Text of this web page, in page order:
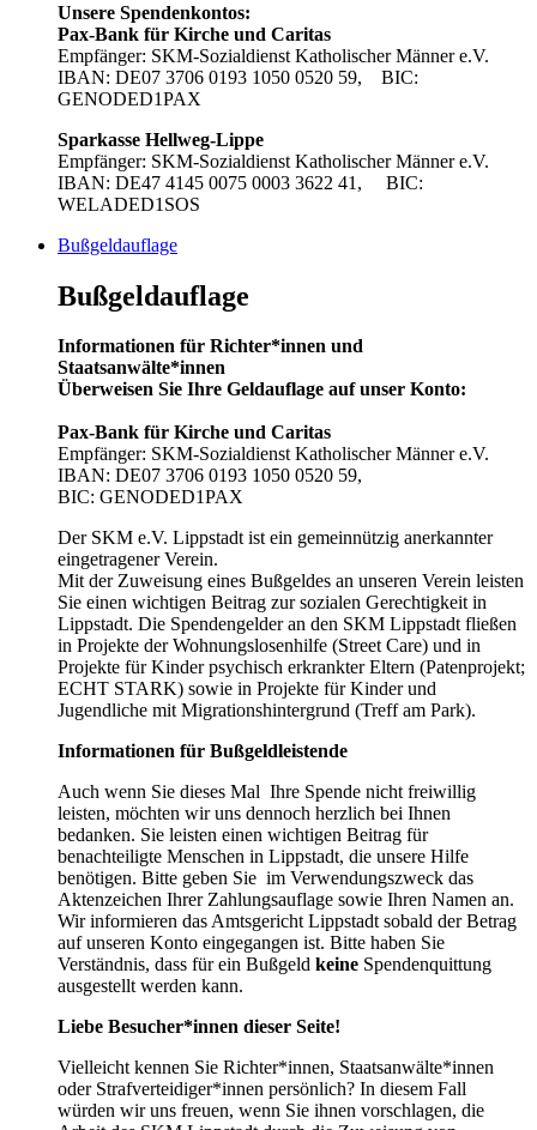
Unsere Spendenkontos:
Pax-Bank für Kirche und Caritas
Empfänger: SKM-Sozialdienst Katholischer Männer e.V.
IBAN: DE07 3706 0193 1050 0520 59, BIC:
GENODED1PAX
Sparkasse Hellweg-Lippe
Empfänger: SKM-Sozialdienst Katholischer Männer e.V.
IBAN: DE47 4145 0075 0003 3622 41, BIC:
WELADED1SOS
Bußgeldauflage
Bußgeldauflage
Informationen für Richter*innen und
Staatsanwälte*innen
Überweisen Sie Ihre Geldauflage auf unser Konto:
Pax-Bank für Kirche und Caritas
Empfänger: SKM-Sozialdienst Katholischer Männer e.V.
IBAN: DE07 3706 0193 1050 0520 59,
BIC: GENODED1PAX
Der SKM e.V. Lippstadt ist ein gemeinnützig anerkannter
eingetragener Verein.
Mit der Zuweisung eines Bußgeldes an unseren Verein leisten
Sie einen wichtigen Beitrag zur sozialen Gerechtigkeit in
Lippstadt. Die Spendengelder an den SKM Lippstadt fließen
in Projekte der Wohnungslosenhilfe (Street Care) und in
Projekte für Kinder psychisch erkrankter Eltern (Patenprojekt;
ECHT STARK) sowie in Projekte für Kinder und
Jugendliche mit Migrationshintergrund (Treff am Park).
Informationen für Bußgeldleistende
Auch wenn Sie dieses Mal Ihre Spende nicht freiwillig
leisten, möchten wir uns dennoch herzlich bei Ihnen
bedanken. Sie leisten einen wichtigen Beitrag für
benachteiligte Menschen in Lippstadt, die unsere Hilfe
benötigen. Bitte geben Sie im Verwendungszweck das
Aktenzeichen Ihrer Zahlungsauflage sowie Ihren Namen an.
Wir informieren das Amtsgericht Lippstadt sobald der Betrag
auf unseren Konto eingegangen ist. Bitte haben Sie
Verständnis, dass für ein Bußgeld keine Spendenquittung
ausgestellt werden kann.
Liebe Besucher*innen dieser Seite!
Vielleicht kennen Sie Richter*innen, Staatsanwälte*innen
oder Strafverteidiger*innen persönlich? In diesem Fall
würden wir uns freuen, wenn Sie ihnen vorschlagen, die